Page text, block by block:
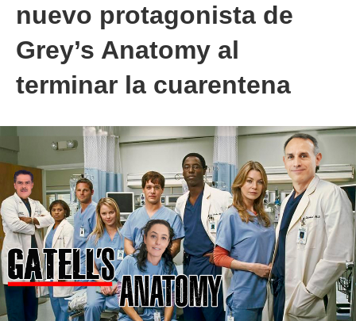
nuevo protagonista de
Grey’s Anatomy al
terminar la cuarentena